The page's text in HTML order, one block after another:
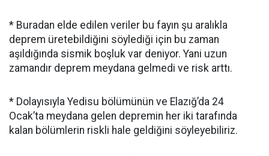
* Buradan elde edilen veriler bu fayın şu aralıkla
deprem üretebildiğini söylediği için bu zaman
aşıldığında sismik boşluk var deniyor. Yani uzun
zamandır deprem meydana gelmedi ve risk arttı.
* Dolayısıyla Yedisu bölümünün ve Elazığ’da 24
Ocak’ta meydana gelen depremin her iki tarafında
kalan bölümlerin riskli hale geldiğini söyleyebiliriz.